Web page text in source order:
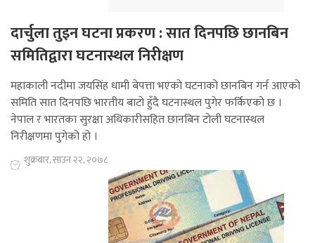
दार्चुला तुइन घटना प्रकरण : सात दिनपछि छानबिन
समितिद्वारा घटनास्थल निरीक्षण
महाकाली नदीमा जयसिंह धामी बेपत्ता भएको घटनाको छानबिन गर्न आएको
समिति सात दिनपछि भारतीय बाटो हुँदै घटनास्थल पुगेर फर्किएको छ ।
नेपाल र भारतका सुरक्षा अधिकारीसहित छानबिन टोली घटनास्थल
निरीक्षणमा पुगेको हो ।
शुक्रबार, साउन २२, २०७८